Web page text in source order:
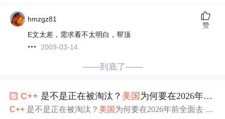
hmzgz81
E文太差，需求看不太明白，帮顶
2009-03-14
赞
——到底了——
C++ 是不是正在被淘汰？ 美国 为何要在2026年前全面去 C/
C++ 是不是正在被淘汰？ 美国 为何要在2026年前全面去 C/